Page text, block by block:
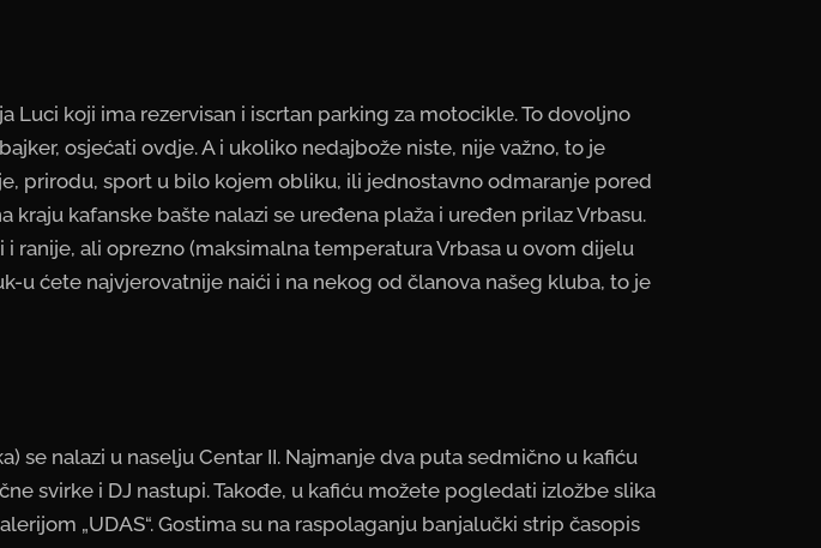
Luci koji ima rezervisan i iscrtan parking za motocikle. To dovoljno
osjećati ovdje. A i ukoliko nedajbože niste, nije važno, to je
prirodu, sport u bilo kojem obliku, ili jednostavno odmaranje pored
kraju kafanske bašte nalazi se uređena plaža i uređen prilaz Vrbasu.
ali oprezno (maksimalna temperatura Vrbasa u ovom dijelu
u ćete najvjerovatnije naići i na nekog od članova našeg kluba, to je
se nalazi u naselju Centar II. Najmanje dva puta sedmično u kafiću
svirke i DJ nastupi. Takođe, u kafiću možete pogledati izložbe slika
„UDAS“. Gostima su na raspolaganju banjalučki strip časopis